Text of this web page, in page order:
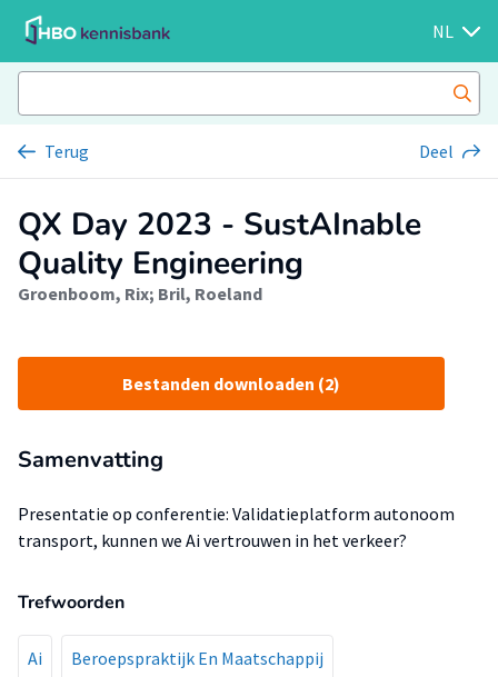
NL
Terug Deel
QX Day 2023 - SustAInable
Quality Engineering
Groenboom, Rix; Bril, Roeland
Bestanden downloaden (2)
Samenvatting
Presentatie op conferentie: Validatieplatform autonoom
transport, kunnen we Ai vertrouwen in het verkeer?
Trefwoorden
Ai Beroepspraktijk En Maatschappij